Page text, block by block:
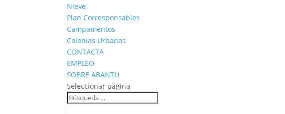
Nieve
Plan Corresponsables
Campamentos
Colonias Urbanas
CONTACTA
EMPLEO
SOBRE ABANTU
Seleccionar página